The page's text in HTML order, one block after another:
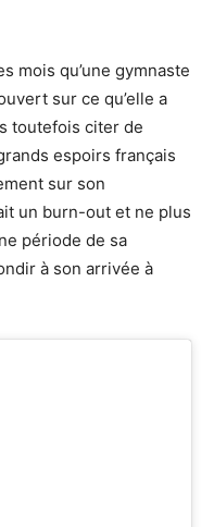
mois qu’une gymnaste
sur ce qu’elle a
toutefois citer de
espoirs français
sur son
un burn-out et ne plus
période de sa
à son arrivée à